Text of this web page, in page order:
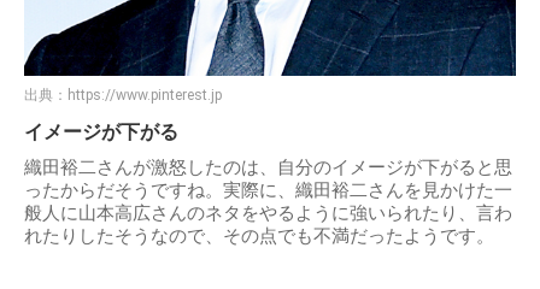
出典： https://www.pinterest.jp
イメージが下がる
織田裕二さんが激怒したのは、自分のイメージが下がると思
ったからだそうですね。実際に、織田裕二さんを見かけた一
般人に山本高広さんのネタをやるように強いられたり、言わ
れたりしたそうなので、その点でも不満だったようです。